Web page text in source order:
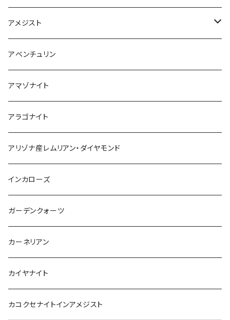
アメジスト
ブラジル産
ウルグアイ産
アベンチュリン
アマゾナイト
アラゴナイト
アリゾナ産レムリアン・ダイヤモンド
インカローズ
ガーデンクォーツ
カーネリアン
カイヤナイト
カコクセナイトインアメジスト